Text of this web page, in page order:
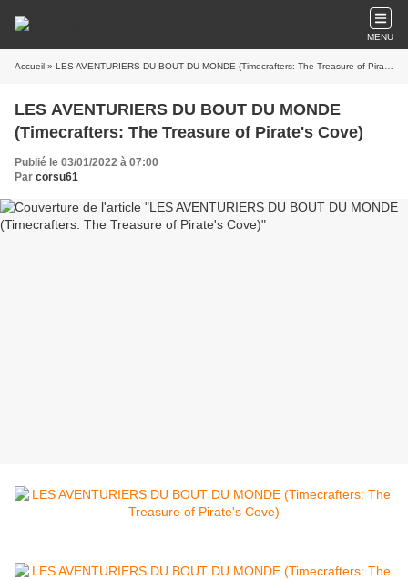
MENU
Accueil » LES AVENTURIERS DU BOUT DU MONDE (Timecrafters: The Treasure of Pirate's Cove)
LES AVENTURIERS DU BOUT DU MONDE
(Timecrafters: The Treasure of Pirate's Cove)
Publié le 03/01/2022 à 07:00
Par corsu61